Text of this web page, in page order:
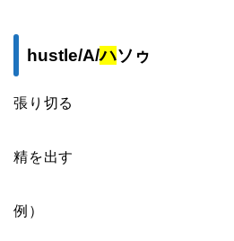
hustle/A/ハソゥ
張り切る
精を出す
例）